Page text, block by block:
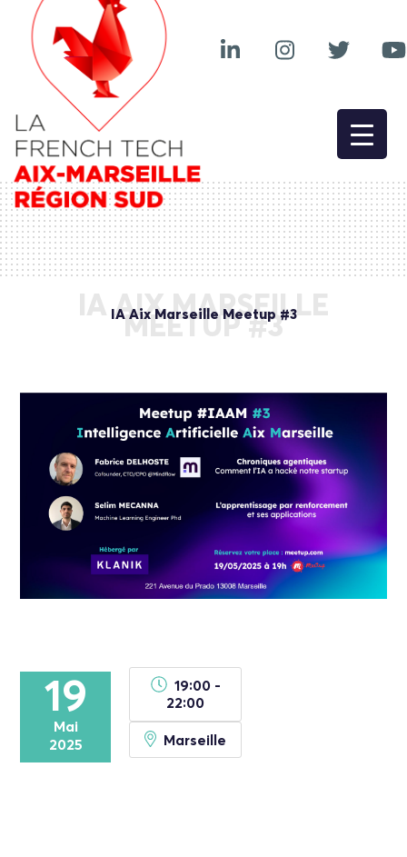
IA AIX MARSEILLE
MEETUP #3
IA Aix Marseille Meetup #3
19
Mai
2025
19:00 -
22:00
Marseille